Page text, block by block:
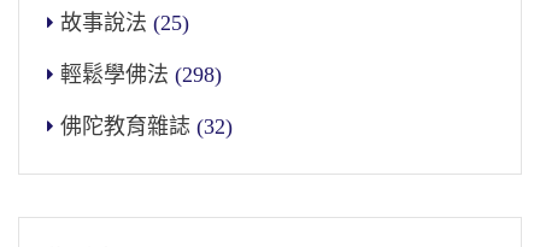
故事說法 (25)
輕鬆學佛法 (298)
佛陀教育雜誌 (32)